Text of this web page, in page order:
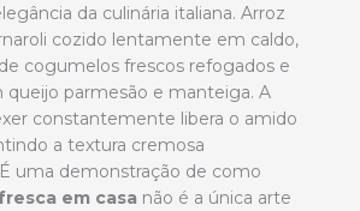
da culinária italiana. Arroz
cozido lentamente em caldo,
cogumelos frescos refogados e
queijo parmesão e manteiga. A
constantemente libera o amido
a textura cremosa
uma demonstração de como
em casa não é a única arte